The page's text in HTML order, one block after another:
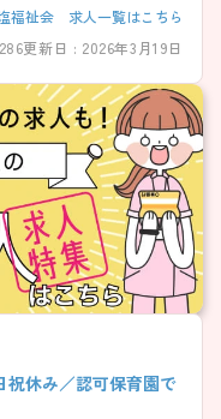
福祉会 求人一覧はこちら
更新日 : 2026年3月19日
祝休み／認可保育園で